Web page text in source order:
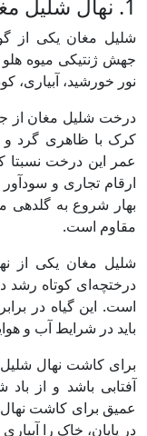
1. نهال شلیل مغان
شلیل مغان یکی از
جهش ژنتیکی میوه
نور خورشید، آبیاری،
درخت شلیل مغان از
کرک با ظاهری گرد و
عمر این درخت نسبتا
ارقام تجاری و
بهار شروع به گلدهی
مقاوم است.
شلیل مغان یکی از
درختچه‌ای کوتاه رشد
است. این گیاه در
باید در شرایط آب و
برای کاشت نهال شلیل
آفتابی باشد و از
عمیق برای کاشت نهال
در پایان، خاک را